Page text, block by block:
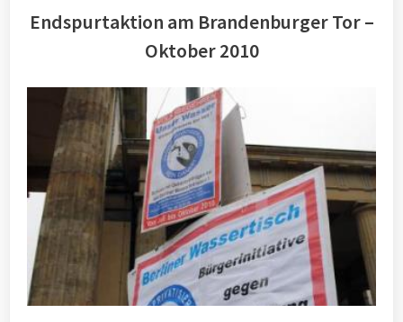
Endspurtaktion am Brandenburger Tor –
Oktober 2010